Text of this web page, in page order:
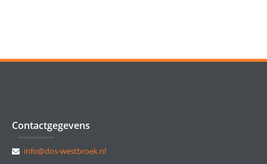
Contactgegevens
info@dos-westbroek.nl